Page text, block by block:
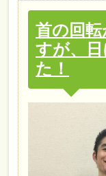
首の回
すが、
た！